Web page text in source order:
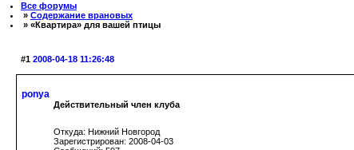
Все форумы
» Содержание врановых
» «Квартира» для вашей птицы
#1 2008-04-18 11:26:48
ponya
Действительный член клуба
Откуда: Нижний Новгород
Зарегистрирован: 2008-04-03